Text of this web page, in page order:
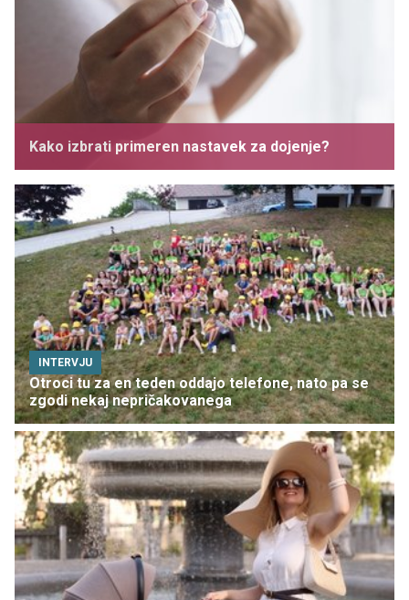
Kako izbrati primeren nastavek za dojenje?
INTERVJU
Otroci tu za en teden oddajo telefone, nato pa se
zgodi nekaj nepričakovanega